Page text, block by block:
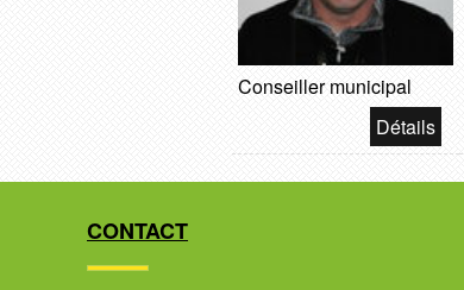
Conseiller municipal
CONTACT